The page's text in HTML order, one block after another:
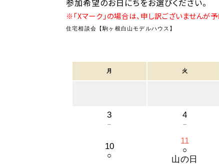
参加希望のお日にちをお選びください。
※「Xマーク」の場合は、申し訳ございませんが
住宅相談会【駒ヶ根白山モデルハウス】
月 火
3
－
4
－
10
○
11
○
山の日